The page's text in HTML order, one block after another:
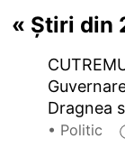
« Știri din
Dragnea
• Politic